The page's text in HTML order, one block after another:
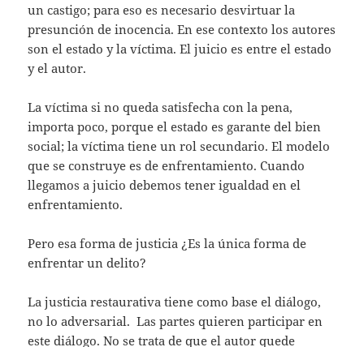
un castigo; para eso es necesario desvirtuar la
presunción de inocencia. En ese contexto los autores
son el estado y la víctima. El juicio es entre el estado
y el autor.
La víctima si no queda satisfecha con la pena,
importa poco, porque el estado es garante del bien
social; la víctima tiene un rol secundario. El modelo
que se construye es de enfrentamiento. Cuando
llegamos a juicio debemos tener igualdad en el
enfrentamiento.
Pero esa forma de justicia ¿Es la única forma de
enfrentar un delito?
La justicia restaurativa tiene como base el diálogo,
no lo adversarial. Las partes quieren participar en
este diálogo. No se trata de que el autor quede